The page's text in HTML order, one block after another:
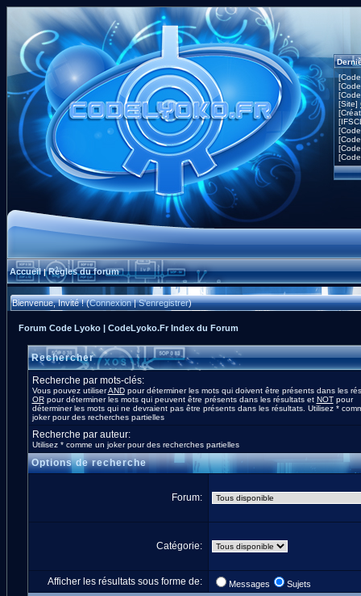
[Site]
Accueil|Règles du forum
Bienvenue, Invité ! (Connexion|S'enregistrer)
Forum Code Lyoko | CodeLyoko.Fr Index du Forum
Rechercher
Recherche par mots-clés:
Vous pouvez utiliserANDpour déterminer les mots qui doivent être présents dans les
ORpour déterminer les mots qui peuvent être présents dans les résultats et NOTpour
déterminer les mots qui ne devraient pas être présents dans les résultats. Utilisez *
joker pour des recherches partielles
Recherche par auteur:
Utilisez * comme un joker pour des recherches partielles
Options de recherche
Forum:
Catégorie:
Afficher les résultats sous forme de: Messages Sujets